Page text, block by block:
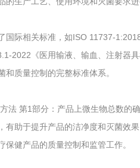
际相关标准，如ISO 11737-
2022《医用输液、输血、注射器
质量控制的完整标准体系。
法 第1部分：产品上微生物总数的
助于提升产品的洁净度和灭菌效
健产品的质量控制和监管工作。